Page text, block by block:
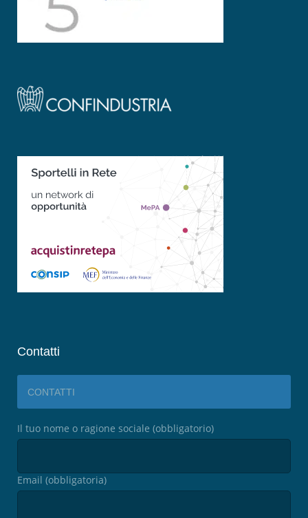
Contatti
CONTATTI
Il tuo nome o ragione sociale (obbligatorio)
Email (obbligatoria)